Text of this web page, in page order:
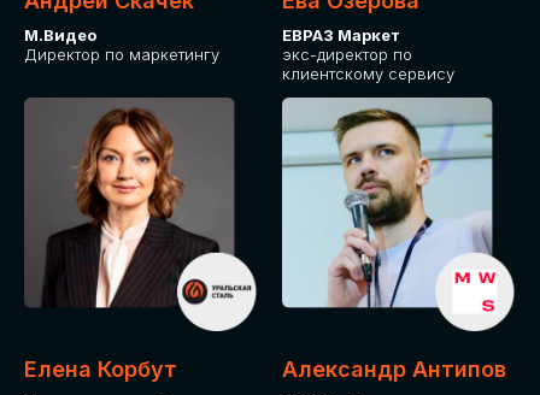
М.Видео
Директор по маркетингу
ЕВРАЗ Маркет
экс-директор по
клиентскому сервису
Елена Корбут Александр Антипов